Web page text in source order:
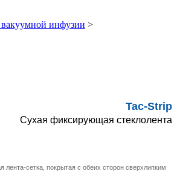
инфузии >
Tac-Strip
Сухая фиксирующая стеклолента
лента-сетка, покрытая с обеих сторон сверхлипким